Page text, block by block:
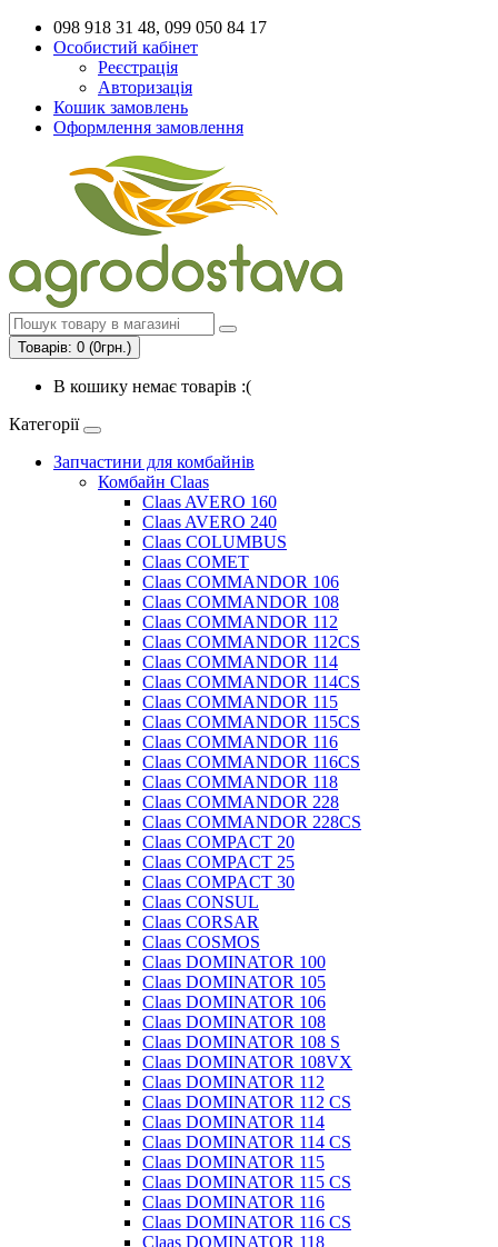
098 918 31 48, 099 050 84 17
Особистий кабінет
Реєстрація
Авторизація
Кошик замовлень
Оформлення замовлення
Товарів: 0 (0грн.)
В кошику немає товарів :(
Категорії
Запчастини для комбайнів
Комбайн Claas
Claas AVERO 160
Claas AVERO 240
Claas COLUMBUS
Claas COMET
Claas COMMANDOR 106
Claas COMMANDOR 108
Claas COMMANDOR 112
Claas COMMANDOR 112CS
Claas COMMANDOR 114
Claas COMMANDOR 114CS
Claas COMMANDOR 115
Claas COMMANDOR 115CS
Claas COMMANDOR 116
Claas COMMANDOR 116CS
Claas COMMANDOR 118
Claas COMMANDOR 228
Claas COMMANDOR 228CS
Claas COMPACT 20
Claas COMPACT 25
Claas COMPACT 30
Claas CONSUL
Claas CORSAR
Claas COSMOS
Claas DOMINATOR 100
Claas DOMINATOR 105
Claas DOMINATOR 106
Claas DOMINATOR 108
Claas DOMINATOR 108 S
Claas DOMINATOR 108VX
Claas DOMINATOR 112
Claas DOMINATOR 112 CS
Claas DOMINATOR 114
Claas DOMINATOR 114 CS
Claas DOMINATOR 115
Claas DOMINATOR 115 CS
Claas DOMINATOR 116
Claas DOMINATOR 116 CS
Claas DOMINATOR 118